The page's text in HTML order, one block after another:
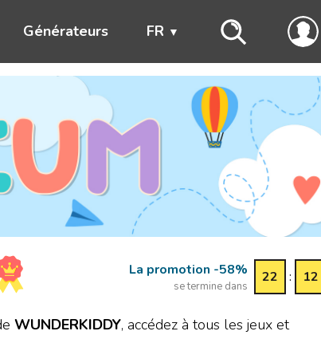
Générateurs FR
La promotion -58%
se termine dans
22 : 12
WUNDERKIDDY, accédez à tous les jeux et